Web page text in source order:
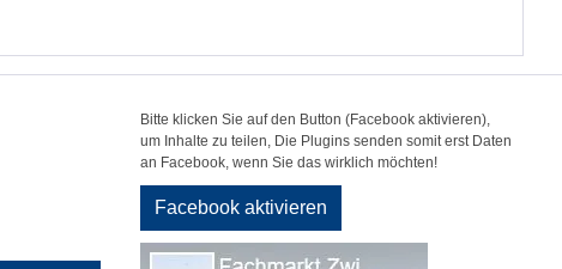
Bitte klicken Sie auf den Button (Facebook aktivieren),
um Inhalte zu teilen, Die Plugins senden somit erst Daten
an Facebook, wenn Sie das wirklich möchten!
Facebook aktivieren